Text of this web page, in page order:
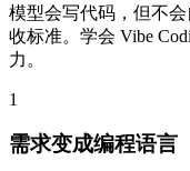
模型会写代码，但不
收标准。学会 Vibe
力。
1
需求变成编程语言